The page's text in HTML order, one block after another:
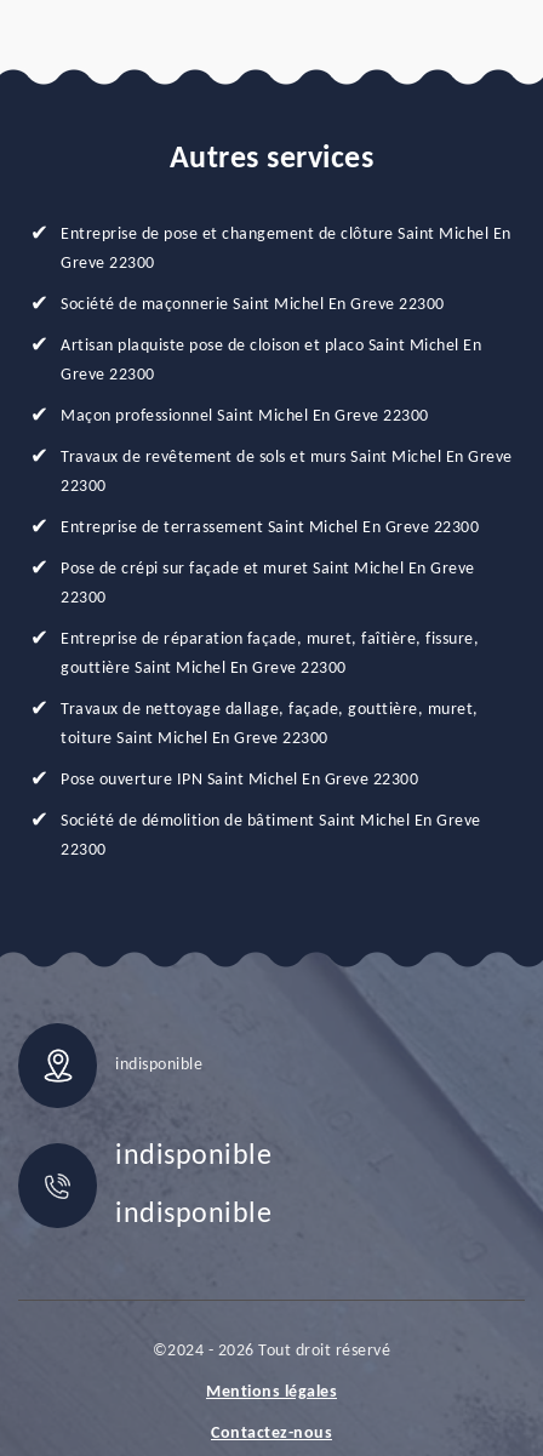
Autres services
Entreprise de pose et changement de clôture Saint Michel En
Greve 22300
Société de maçonnerie Saint Michel En Greve 22300
Artisan plaquiste pose de cloison et placo Saint Michel En
Greve 22300
Maçon professionnel Saint Michel En Greve 22300
Travaux de revêtement de sols et murs Saint Michel En Greve
22300
Entreprise de terrassement Saint Michel En Greve 22300
Pose de crépi sur façade et muret Saint Michel En Greve
22300
Entreprise de réparation façade, muret, faîtière, fissure,
gouttière Saint Michel En Greve 22300
Travaux de nettoyage dallage, façade, gouttière, muret,
toiture Saint Michel En Greve 22300
Pose ouverture IPN Saint Michel En Greve 22300
Société de démolition de bâtiment Saint Michel En Greve
22300
indisponible
indisponible
indisponible
©2024 - 2026 Tout droit réservé
Mentions légales
Contactez-nous